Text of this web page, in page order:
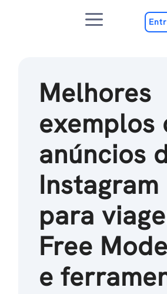
Menu
Melhores
exemplos
anúncios
Instagram
para
Free
e